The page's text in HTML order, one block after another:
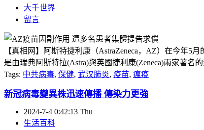
大千世界
留言
【真相网】阿斯特捷利康（AstraZeneca，AZ）在今年5
是由瑞典阿斯特拉(Astra)與英國捷利康(Zeneca)兩家著名
Tags: 中共病毒, 保健, 武汉肺炎, 疫苗, 瘟疫
新冠病毒變異株迅速傳播 傳染力更強
2024-7-4 0:42:13 Thu
生活百科